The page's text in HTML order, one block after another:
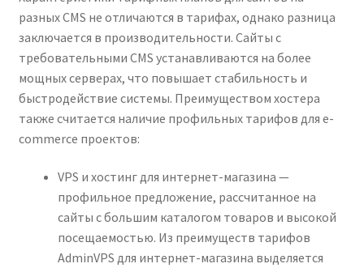
разных CMS не отличаются в тарифах, однако разница
заключается в производительности. Сайты с
требовательными CMS устанавливаются на более
мощных серверах, что повышает стабильность и
быстродействие системы. Преимуществом хостера
также считается наличие профильных тарифов для e-
commerce проектов:
VPS и хостинг для интернет-магазина —
профильное предложение, рассчитанное на
сайты с большим каталогом товаров и высокой
посещаемостью. Из преимуществ тарифов
AdminVPS для интернет-магазина выделяется